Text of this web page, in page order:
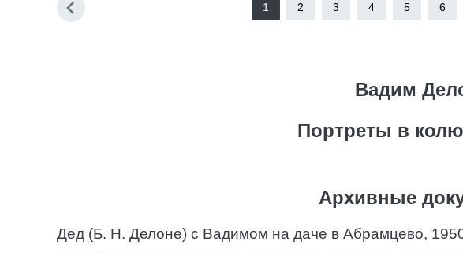
1 2 3 4 5 6
Вадим
Портреты в
Архивные
Дед (Б. Н. Делоне) с Вадимом на даче в Абрамцево,